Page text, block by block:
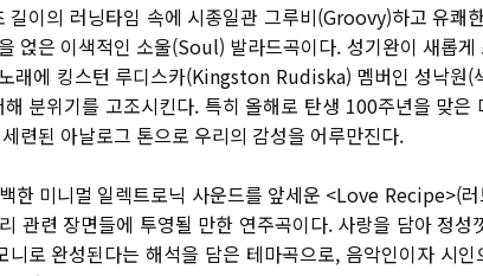
길이의 러닝타임 속에 시종일관 그루비(Groovy)하고 유쾌
얹은 이색적인 소울(Soul) 발라드곡이다. 성기완이 새롭게
래에 킹스턴 루디스카(Kingston Rudiska) 멤버인 성낙원(
분위기를 고조시킨다. 특히 올해로 탄생 100주년을 맞은
련된 아날로그 톤으로 우리의 감성을 어루만진다.
한 미니멀 일렉트로닉 사운드를 앞세운 <Love Recipe>(
관련 장면들에 투영될 만한 연주곡이다. 사랑을 담아 정성
니로 완성된다는 해석을 담은 테마곡으로, 음악인이자 시